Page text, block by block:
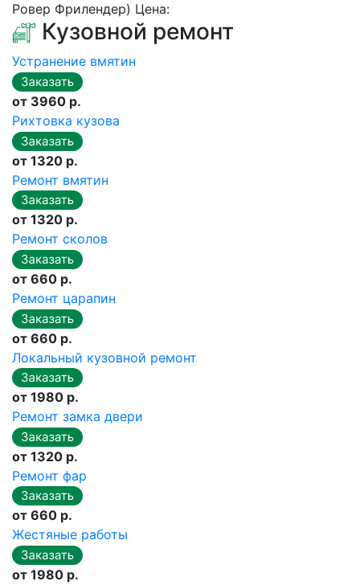
Ровер Фрилендер) Цена:
Кузовной ремонт
Устранение вмятин
от 3960 р.
Рихтовка кузова
от 1320 р.
Ремонт вмятин
от 1320 р.
Ремонт сколов
от 660 р.
Ремонт царапин
от 660 р.
Локальный кузовной ремонт
от 1980 р.
Ремонт замка двери
от 1320 р.
Ремонт фар
от 660 р.
Жестяные работы
от 1980 р.